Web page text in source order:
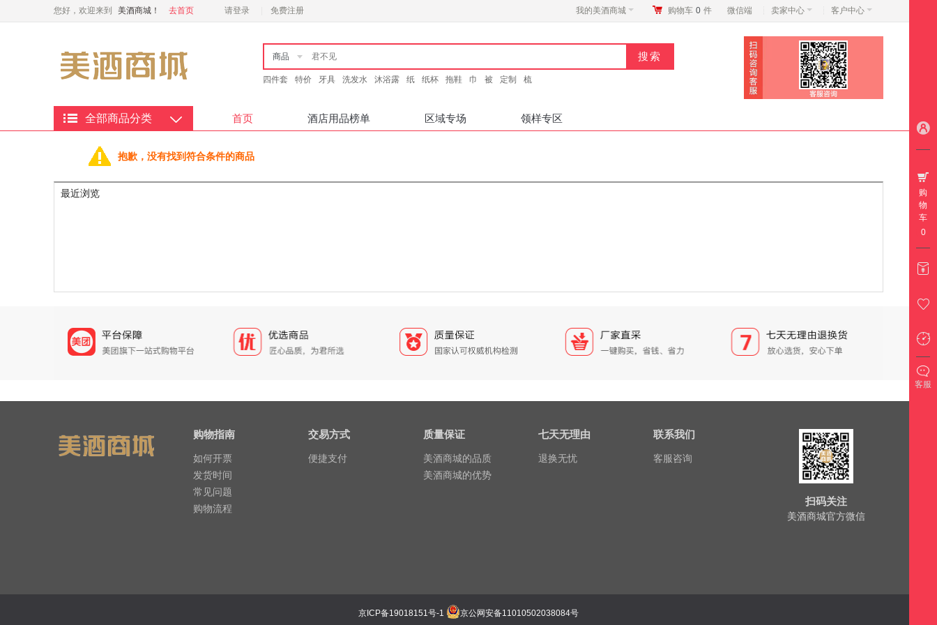
您好，欢迎来到 美酒商城！ 去首页 请登录 免费注册 我的美酒商城 购物车 0 件 微信端 卖家中心 客户中心
商品
四件套 特价 牙具 洗发水 沐浴露 纸 纸杯 拖鞋 巾 被 定制 梳
全部商品分类 首页 酒店用品榜单 区域专场 领样专区
购
物
车
0
客服
抱歉，没有找到符合条件的商品
最近浏览
购物指南
如何开票
发货时间
常见问题
购物流程
交易方式
便捷支付
质量保证
美酒商城的品质
美酒商城的优势
七天无理由
退换无忧
联系我们
客服咨询
扫码关注
美酒商城官方微信
京ICP备19018151号-1 京公网安备11010502038084号